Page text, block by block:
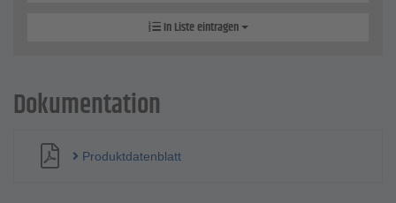
In Liste eintragen
Dokumentation
Produktdatenblatt